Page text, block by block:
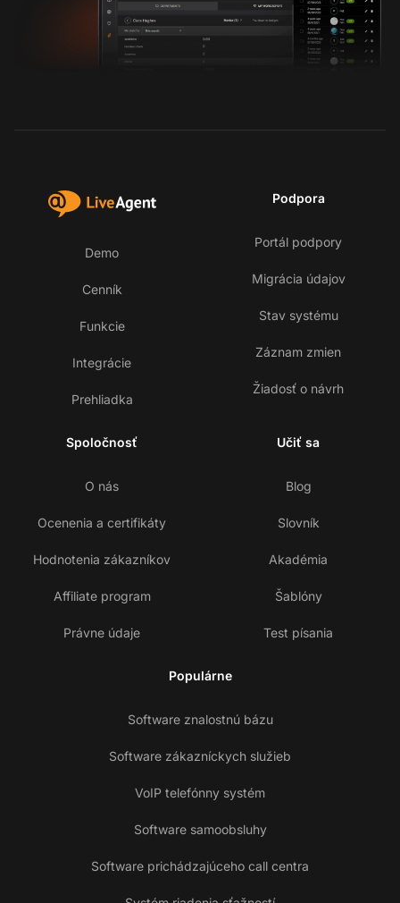
Demo
Cenník
Funkcie
Integrácie
Prehliadka
Podpora
Portál podpory
Migrácia údajov
Stav systému
Záznam zmien
Žiadosť o návrh
Spoločnosť
O nás
Ocenenia a certifikáty
Hodnotenia zákazníkov
Affiliate program
Právne údaje
Učiť sa
Blog
Slovník
Akadémia
Šablóny
Test písania
Populárne
Software znalostnú bázu
Software zákazníckych služieb
VoIP telefónny systém
Software samoobsluhy
Software prichádzajúceho call centra